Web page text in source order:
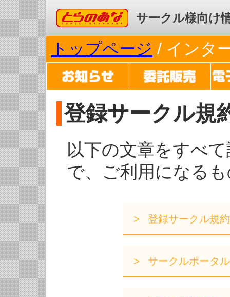
コミックとらのあな サークル様向け
トップページ / インタ
登録サークル規
以下の文章をすべ
で、ご利用になる
登録サークル規約
サークルポータ